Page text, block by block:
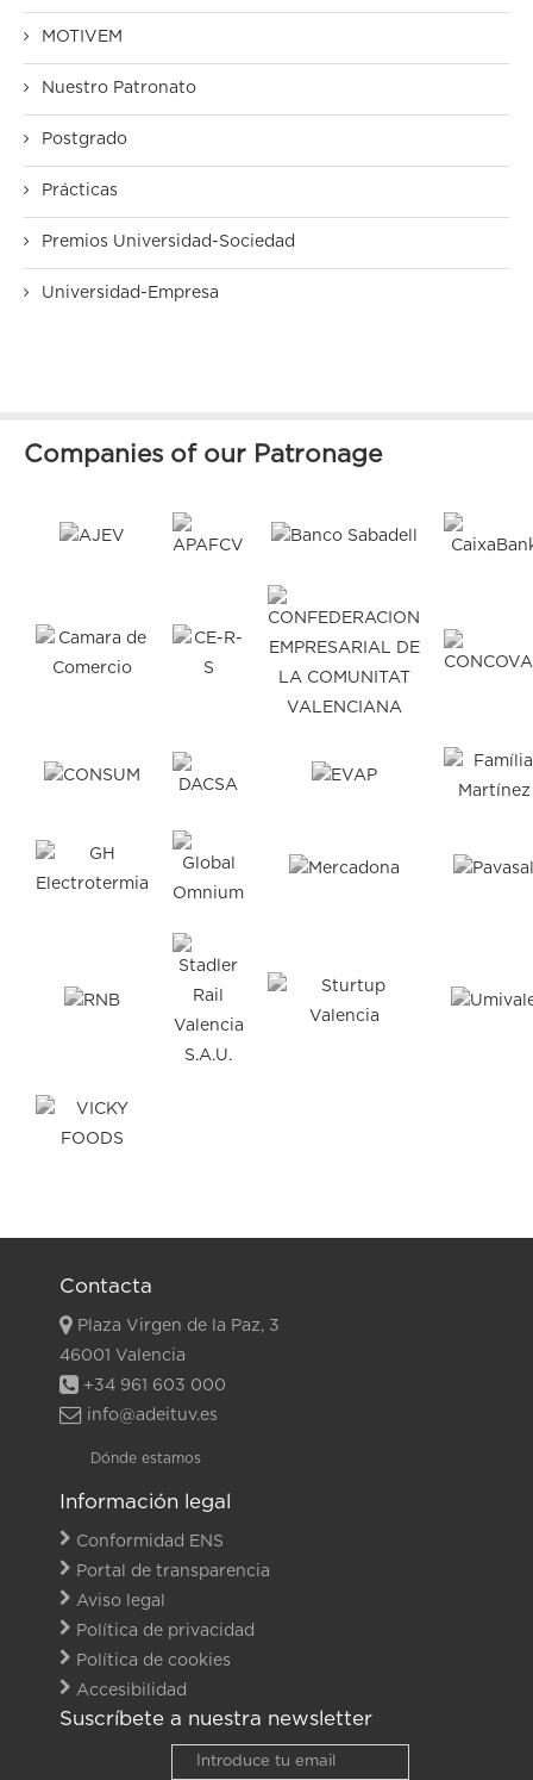
MOTIVEM
Nuestro Patronato
Postgrado
Prácticas
Premios Universidad-Sociedad
Universidad-Empresa
Companies of our Patronage
Contacta
Plaza Virgen de la Paz, 3
46001 Valencia
+34 961 603 000
info@adeituv.es
Dónde estamos
Información legal
Conformidad ENS
Portal de transparencia
Aviso legal
Política de privacidad
Política de cookies
Accesibilidad
Suscríbete a nuestra newsletter